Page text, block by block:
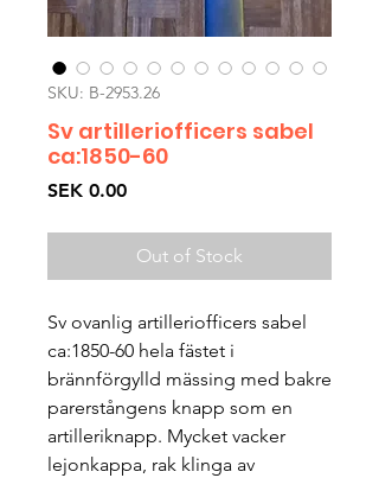
SKU: B-2953.26
Sv artilleriofficers sabel
ca:1850-60
SEK 0.00Price
Out of Stock
Sv ovanlig artilleriofficers sabel
ca:1850-60 hela fästet i
brännförgylld mässing med bakre
parerstångens knapp som en
artilleriknapp. Mycket vacker
lejonkappa, rak klinga av